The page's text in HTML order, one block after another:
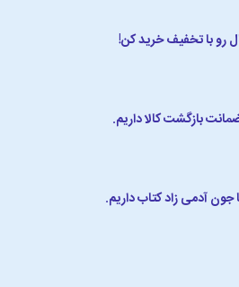
رو با تخفیف خرید کن!
بازگشت کالا داریم.
جون آدمی زاد کتاب داریم.